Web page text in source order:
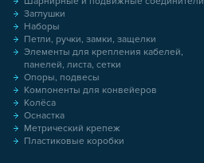
Заглушки
Наборы
Петли, ручки, замки, защелки
Элементы для крепления кабелей,
панелей, листа, сетки
Опоры, подвесы
Компоненты для конвейеров
Колёса
Оснастка
Метрический крепеж
Пластиковые коробки